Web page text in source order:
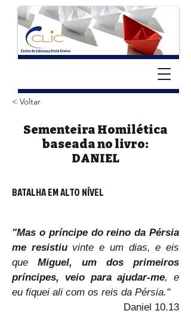
< Voltar
Sementeira Homilética
baseada no livro:
DANIEL
BATALHA EM ALTO NÍVEL
"Mas o príncipe do reino da Pérsia
me resistiu vinte e um dias, e eis
que Miguel, um dos primeiros
príncipes, veio para ajudar-me, e
eu fiquei ali com os reis da Pérsia."
Daniel 10.13